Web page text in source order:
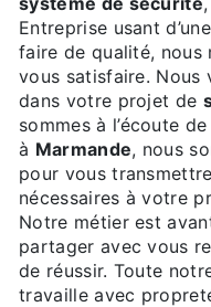
Entreprise usant
faire de qualité,
vous satisfaire. Nous
dans votre projet de
sommes à l’écoute
à Marmande, nous
pour vous
nécessaires à votre
Notre métier est
partager avec vous
de réussir. Toute
travaille avec